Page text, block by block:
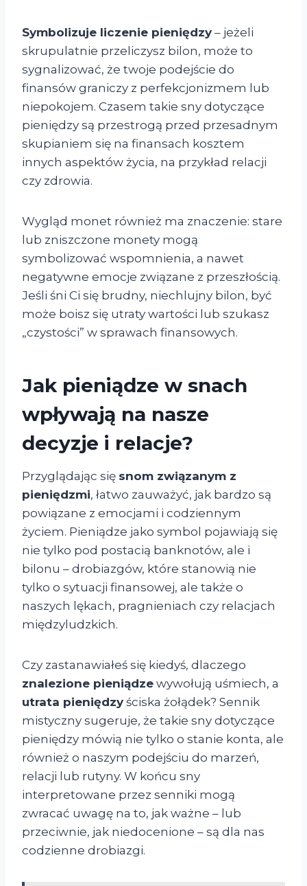
Symbolizuje liczenie pieniędzy – jeżeli
skrupulatnie przeliczysz bilon, może to
sygnalizować, że twoje podejście do
finansów graniczy z perfekcjonizmem lub
niepokojem. Czasem takie sny dotyczące
pieniędzy są przestrogą przed przesadnym
skupianiem się na finansach kosztem
innych aspektów życia, na przykład relacji
czy zdrowia.
Wygląd monet również ma znaczenie: stare
lub zniszczone monety mogą
symbolizować wspomnienia, a nawet
negatywne emocje związane z przeszłością.
Jeśli śni Ci się brudny, niechlujny bilon, być
może boisz się utraty wartości lub szukasz
„czystości” w sprawach finansowych.
Jak pieniądze w snach
wpływają na nasze
decyzje i relacje?
Przyglądając się snom związanym z
pieniędzmi, łatwo zauważyć, jak bardzo są
powiązane z emocjami i codziennym
życiem. Pieniądze jako symbol pojawiają się
nie tylko pod postacią banknotów, ale i
bilonu – drobiazgów, które stanowią nie
tylko o sytuacji finansowej, ale także o
naszych lękach, pragnieniach czy relacjach
międzyludzkich.
Czy zastanawiałeś się kiedyś, dlaczego
znalezione pieniądze wywołują uśmiech, a
utrata pieniędzy ściska żołądek? Sennik
mistyczny sugeruje, że takie sny dotyczące
pieniędzy mówią nie tylko o stanie konta, ale
również o naszym podejściu do marzeń,
relacji lub rutyny. W końcu sny
interpretowane przez senniki mogą
zwracać uwagę na to, jak ważne – lub
przeciwnie, jak niedocenione – są dla nas
codzienne drobiazgi.